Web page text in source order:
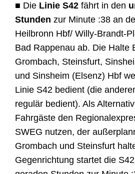
■ Die Linie S42 fährt in den
Stunden zur Minute :38 an
Heilbronn Hbf/ Willy-Brandt-
Bad Rappenau ab. Die Halte
Grombach, Steinsfurt,
und Sinsheim (Elsenz) Hbf
Linie S42 bedient (die
regulär bedient). Als
Fahrgäste den
SWEG nutzen, der
Grombach und Steinsfurt
Gegenrichtung startet die